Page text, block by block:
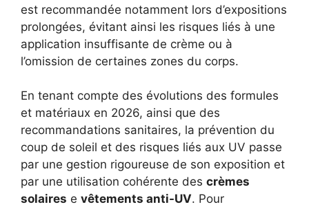
est recommandée notamment lors d’expositions
prolongées, évitant ainsi les risques liés à une
application insuffisante de crème ou à
l’omission de certaines zones du corps.
En tenant compte des évolutions des formules
et matériaux en 2026, ainsi que des
recommandations sanitaires, la prévention du
coup de soleil et des risques liés aux UV passe
par une gestion rigoureuse de son exposition et
par une utilisation cohérente des crèmes
solaires e vêtements anti-UV. Pour